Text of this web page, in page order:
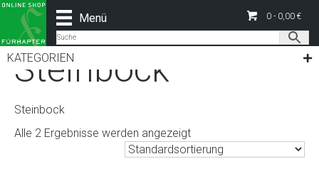
Menü 0 - 0,00 €
KATEGORIEN
Start / Produkt Motiv Wildlife Edition / Steinbock
Steinbock
Steinbock
Alle 2 Ergebnisse werden angezeigt